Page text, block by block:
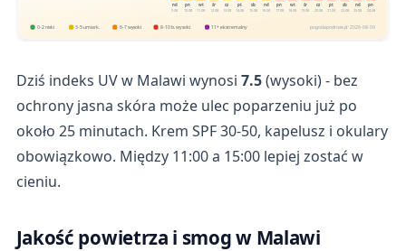
nd
9.08
pn
10.08
wt
11.08
śr
12.08
cz
13.08
pt
14.08
sb
15.08
nd
16.08
pn
17.08
wt
18.08
śr
19.08
cz
20.08
pt
21.08
sb
22.08
nd
23.08
pn
24.08
0-2 niski 3-5 umiark. 6-7 wysoki 8-10 b. wysoki 11+ ekstremalny pogodapodroze.pl · 2026-08-09
Dziś indeks UV w Malawi wynosi 7.5(wysoki) - bez
ochrony jasna skóra może ulec poparzeniu już po
około 25 minutach. Krem SPF 30-50, kapelusz i okulary
obowiązkowo. Między 11:00 a 15:00 lepiej zostać w
cieniu.
Jakość powietrza i smog w Malawi